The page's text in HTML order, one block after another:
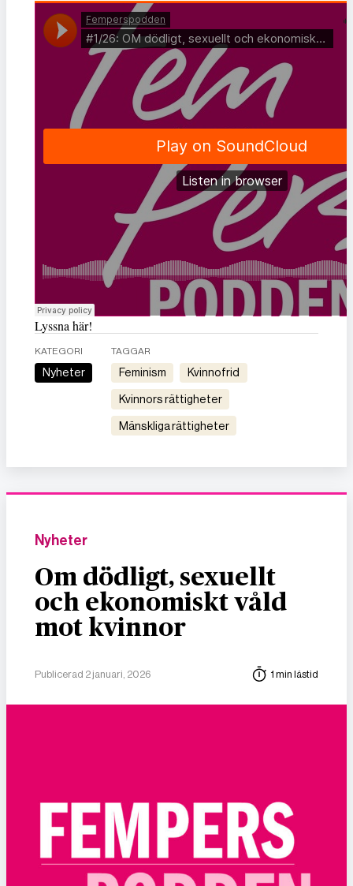
Lyssna här!
KATEGORI
Nyheter
TAGGAR
feminism kvinnofrid
kvinnors rättigheter
mänskliga rättigheter
Nyheter
Om dödligt, sexuellt
och ekonomiskt våld
mot kvinnor
Publicerad 2 januari, 2026 1 min lästid